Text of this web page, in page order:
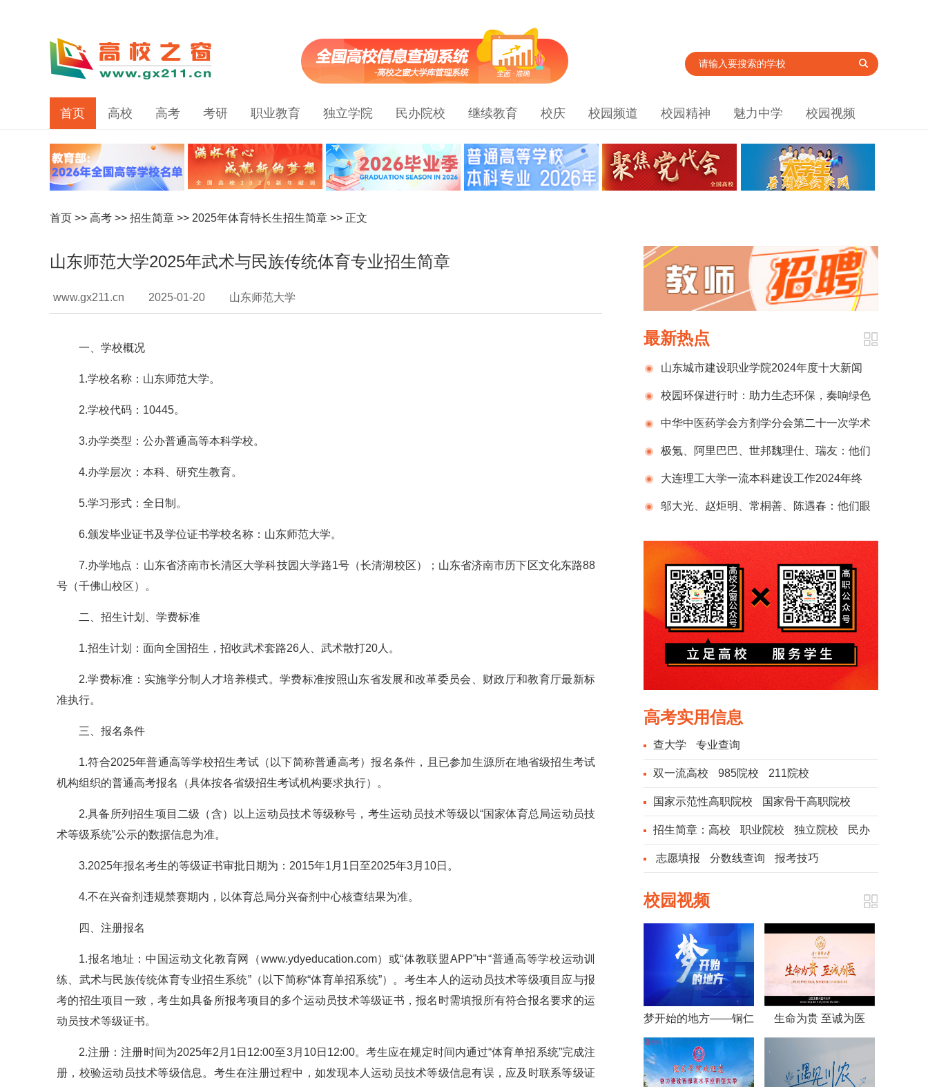
首页 高校 高考 考研 职业教育 独立学院 民办院校 继续教育 校庆 校园频道 校园精神 魅力中学 校园视频
首页 >> 高考 >> 招生简章 >> 2025年体育特长生招生简章 >> 正文
山东师范大学2025年武术与民族传统体育专业招生简章
www.gx211.cn 2025-01-20 山东师范大学
一、学校概况
1.学校名称：山东师范大学。
2.学校代码：10445。
3.办学类型：公办普通高等本科学校。
4.办学层次：本科、研究生教育。
5.学习形式：全日制。
6.颁发毕业证书及学位证书学校名称：山东师范大学。
7.办学地点：山东省济南市长清区大学科技园大学路1号（长清湖校区）；山东省济南市历下区文化东路88
号（千佛山校区）。
二、招生计划、学费标准
1.招生计划：面向全国招生，招收武术套路26人、武术散打20人。
2.学费标准：实施学分制人才培养模式。学费标准按照山东省发展和改革委员会、财政厅和教育厅最新标
准执行。
三、报名条件
1.符合2025年普通高等学校招生考试（以下简称普通高考）报名条件，且已参加生源所在地省级招生考试
机构组织的普通高考报名（具体按各省级招生考试机构要求执行）。
2.具备所列招生项目二级（含）以上运动员技术等级称号，考生运动员技术等级以“国家体育总局运动员技
术等级系统”公示的数据信息为准。
3.2025年报名考生的等级证书审批日期为：2015年1月1日至2025年3月10日。
4.不在兴奋剂违规禁赛期内，以体育总局分兴奋剂中心核查结果为准。
四、注册报名
1.报名地址：中国运动文化教育网（www.ydyeducation.com）或“体教联盟APP”中“普通高等学校运动训
练、武术与民族传统体育专业招生系统”（以下简称“体育单招系统”）。考生本人的运动员技术等级项目应与报
考的招生项目一致，考生如具备所报考项目的多个运动员技术等级证书，报名时需填报所有符合报名要求的运
动员技术等级证书。
2.注册：注册时间为2025年2月1日12:00至3月10日12:00。考生应在规定时间内通过“体育单招系统”完成注
册，校验运动员技术等级信息。考生在注册过程中，如发现本人运动员技术等级信息有误，应及时联系等级证
最新热点
山东城市建设职业学院2024年度十大新闻
事件校园环保进行时：助力生态环保，奏响绿色
新乐章中华中医药学会方剂学分会第二十一次学术
年会暨换届选举会议在哈尔滨圆满落幕
极氪、阿里巴巴、世邦魏理仕、瑞友：他们
如何看待与欧亚的合作？
大连理工大学一流本科建设工作2024年终
盘点邬大光、赵炬明、常桐善、陈遇春：他们眼
高考实用信息
查大学 专业查询
双一流高校 985院校 211院校
国家示范性高职院校 国家骨干高职院校
招生简章： 高校 职业院校 独立院校 民办
院校志愿填报 分数线查询 报考技巧
校园视频
梦开始的地方——铜仁
幼儿师范高等专科学校
生命为贵 至诚为医
2024年宣传片